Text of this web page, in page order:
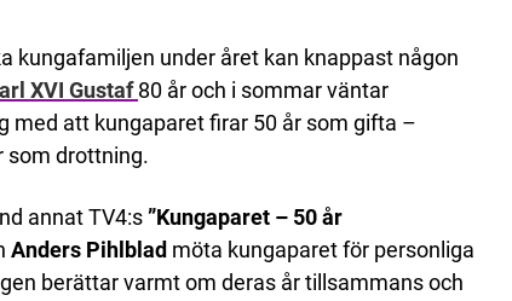
kungafamiljen under året kan knappast någon
XVI Gustaf 80 år och i sommar väntar
med att kungaparet firar 50 år som gifta –
som drottning.
annat TV4:s”Kungaparet – 50 år
Anders Pihlblad möta kungaparet för personliga
berättar varmt om deras år tillsammans och